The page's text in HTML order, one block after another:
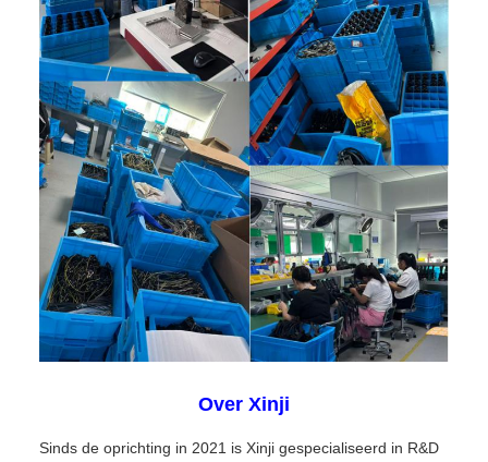
Over Xinji
Sinds de oprichting in 2021 is Xinji gespecialiseerd in R&D